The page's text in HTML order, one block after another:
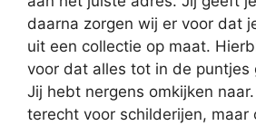
daarna zorgen wij er voor dat
uit een collectie op maat.
voor dat alles tot in de puntjes
Jij hebt nergens omkijken
terecht voor schilderijen, maar